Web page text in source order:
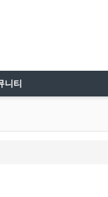
니티